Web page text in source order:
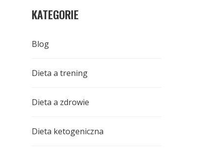
KATEGORIE
Blog
Dieta a trening
Dieta a zdrowie
Dieta ketogeniczna